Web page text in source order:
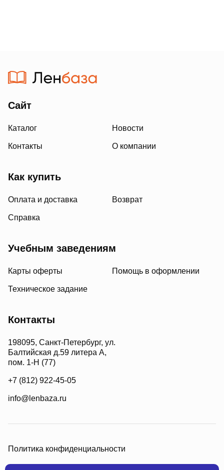
Сайт
Каталог Новости
Контакты О компании
Как купить
Оплата и доставка Возврат
Справка
Учебным заведениям
Карты оферты Помощь в оформлении
Техническое задание
Контакты
198095, Санкт-Петербург, ул.
Балтийская д.59 литера А,
пом. 1-Н (77)
+7 (812) 922-45-05
info@lenbaza.ru
Политика конфиденциальности